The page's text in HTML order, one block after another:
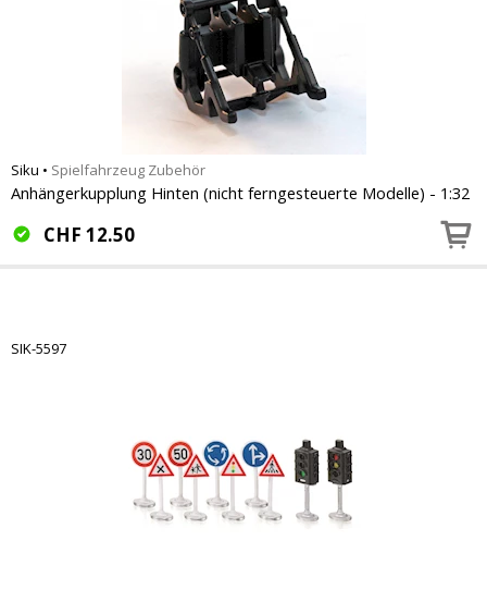
Siku • Spielfahrzeug Zubehör
Anhängerkupplung Hinten (nicht ferngesteuerte Modelle) - 1:32
CHF 12.50
SIK-5597